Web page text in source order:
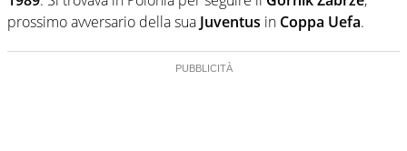
prossimo avversario della sua Juventus in Coppa Uefa.